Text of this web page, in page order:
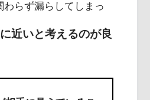
らず漏らしてしまっ
近いと考えるのが良